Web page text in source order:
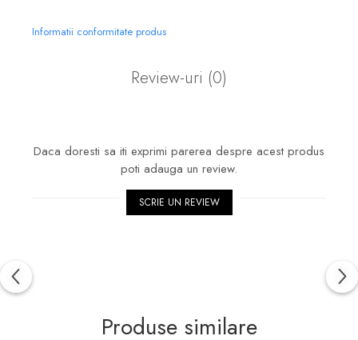
Informatii conformitate produs
Review-uri (0)
Daca doresti sa iti exprimi parerea despre acest produs
poti adauga un review.
SCRIE UN REVIEW
Produse similare